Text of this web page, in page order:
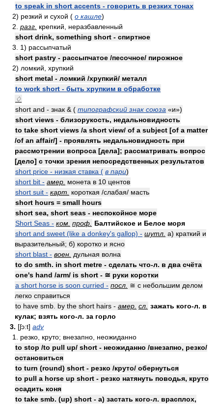
to speak in short accents - говорить в резких тонах
2) резкий и сухой ( о кашле)
2. разг. крепкий, неразбавленный
short drink, something short - спиртное
3. 1) рассыпчатый
short pastry - рассыпчатое /песочное/ пирожное
2) ломкий, хрупкий
short metal - ломкий /хрупкий/ металл
to work short - быть хрупким в обработке
♢
short and - знак & ( типографский знак союза «и»)
short views - близорукость, недальновидность
to take short views /a short view/ of a subject [of a matter
/of an affair/] - проявлять недальновидность при
рассмотрении вопроса [дела]; рассматривать вопрос
[дело] с точки зрения непосредственных результатов
short price - низкая ставка ( в пари)
short bit - амер. монета в 10 центов
short suit - карт.
короткая /слабая/ масть
short hours = small hours
short sea, short seas - неспокойное море
Short Seas - ком. проф.
Балтийское и Белое моря
short and sweet (like a donkey's gallop) - шутл. а) краткий и
выразительный; б) коротко и ясно
short blast - воен. дульная волна
to do smth. in short metre - сделать что-л. в два счёта
one's hand /arm/ is short - ≅ руки коротки
a short horse is soon curried - посл. ≅ с небольшим делом
легко справиться
to have smb. by the short hairs - амер. сл. зажать кого-л. в
кулак; взять кого-л. за горло
3. [ʃɔ:t] adv
1. резко, круто; внезапно, неожиданно
to stop /to pull up/ short - неожиданно /внезапно, резко/
остановиться
to turn (round) short - резко /круто/ обернуться
to pull a horse up short - резко натянуть поводья, круто
осадить коня
to take smb. (up) short - а) застать кого-л. врасплох,